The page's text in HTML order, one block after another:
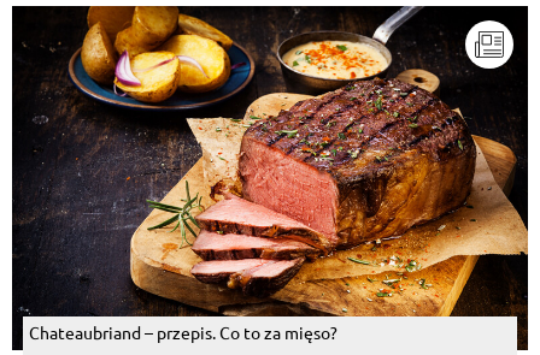
Chateaubriand – przepis. Co to za mięso?